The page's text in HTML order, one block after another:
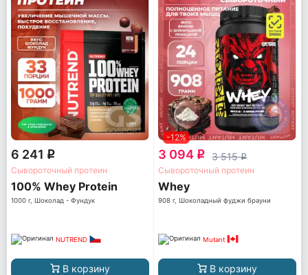
6 241 q
Сывороточный протеин
100% Whey Protein
1000 г, Шоколад - Фундук
NUTREND
В корзину
-12%
3 094 q 3 515q
Сывороточный протеин
Whey
908 г, Шоколадный фуджи брауни
Mutant
В корзину